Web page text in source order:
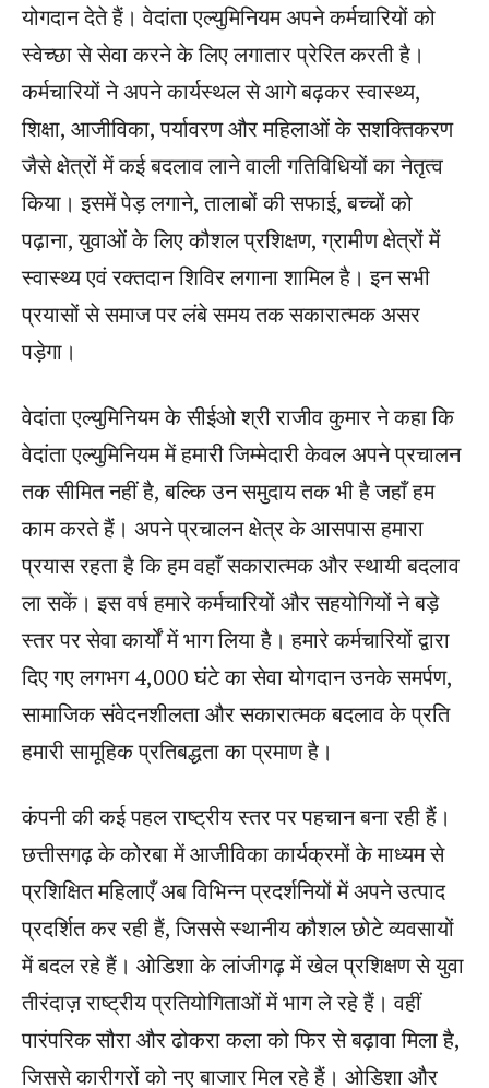
योगदान देते हैं। वेदांता एल्युमिनियम अपने कर्मचारियों को
स्वेच्छा से सेवा करने के लिए लगातार प्रेरित करती है।
कर्मचारियों ने अपने कार्यस्थल से आगे बढ़कर स्वास्थ्य,
शिक्षा, आजीविका, पर्यावरण और महिलाओं के सशक्तिकरण
जैसे क्षेत्रों में कई बदलाव लाने वाली गतिविधियों का नेतृत्व
किया। इसमें पेड़ लगाने, तालाबों की सफाई, बच्चों को
पढ़ाना, युवाओं के लिए कौशल प्रशिक्षण, ग्रामीण क्षेत्रों में
स्वास्थ्य एवं रक्तदान शिविर लगाना शामिल है। इन सभी
प्रयासों से समाज पर लंबे समय तक सकारात्मक असर
पड़ेगा।
वेदांता एल्युमिनियम के सीईओ श्री राजीव कुमार ने कहा कि
वेदांता एल्युमिनियम में हमारी जिम्मेदारी केवल अपने प्रचालन
तक सीमित नहीं है, बल्कि उन समुदाय तक भी है जहाँ हम
काम करते हैं। अपने प्रचालन क्षेत्र के आसपास हमारा
प्रयास रहता है कि हम वहाँ सकारात्मक और स्थायी बदलाव
ला सकें। इस वर्ष हमारे कर्मचारियों और सहयोगियों ने बड़े
स्तर पर सेवा कार्यों में भाग लिया है। हमारे कर्मचारियों द्वारा
दिए गए लगभग 4,000 घंटे का सेवा योगदान उनके समर्पण,
सामाजिक संवेदनशीलता और सकारात्मक बदलाव के प्रति
हमारी सामूहिक प्रतिबद्धता का प्रमाण है।
कंपनी की कई पहल राष्ट्रीय स्तर पर पहचान बना रही हैं।
छत्तीसगढ़ के कोरबा में आजीविका कार्यक्रमों के माध्यम से
प्रशिक्षित महिलाएँ अब विभिन्न प्रदर्शनियों में अपने उत्पाद
प्रदर्शित कर रही हैं, जिससे स्थानीय कौशल छोटे व्यवसायों
में बदल रहे हैं। ओडिशा के लांजीगढ़ में खेल प्रशिक्षण से युवा
तीरंदाज़ राष्ट्रीय प्रतियोगिताओं में भाग ले रहे हैं। वहीं
पारंपरिक सौरा और ढोकरा कला को फिर से बढ़ावा मिला है,
जिससे कारीगरों को नए बाजार मिल रहे हैं। ओडिशा और